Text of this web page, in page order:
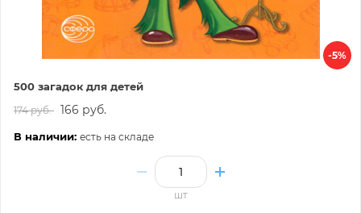
-5%
500 загадок для детей
174 руб. 166 руб.
В наличии: есть на складе
шт